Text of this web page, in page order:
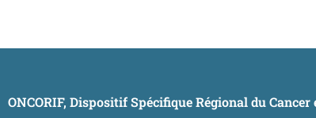
ONCORIF, Dispositif Spécifique Régional du